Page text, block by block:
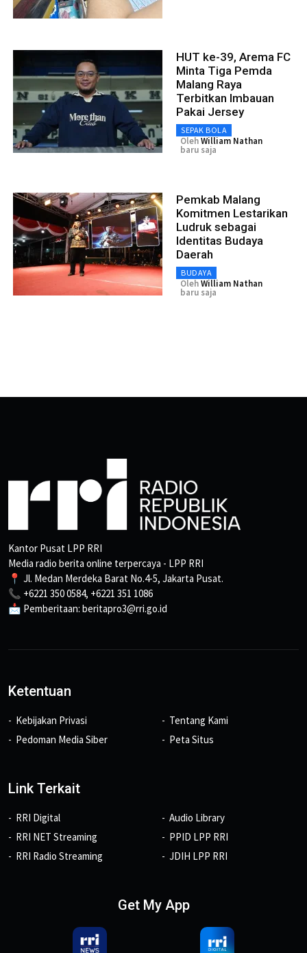
HUT ke-39, Arema FC
Minta Tiga Pemda
Malang Raya
Terbitkan Imbauan
Pakai Jersey
SEPAK BOLA
OlehWilliam Nathan
baru saja
Pemkab Malang
Komitmen Lestarikan
Ludruk sebagai
Identitas Budaya
Daerah
BUDAYA
OlehWilliam Nathan
baru saja
Kantor Pusat LPP RRI
Media radio berita online terpercaya - LPP RRI
📍 Jl. Medan Merdeka Barat No.4-5, Jakarta Pusat.
📞 +6221 350 0584, +6221 351 1086
📩 Pemberitaan: beritapro3@rri.go.id
Ketentuan
Kebijakan Privasi
Pedoman Media Siber
Tentang Kami
Peta Situs
Link Terkait
RRI Digital
RRI NET Streaming
RRI Radio Streaming
Audio Library
PPID LPP RRI
JDIH LPP RRI
Get My App